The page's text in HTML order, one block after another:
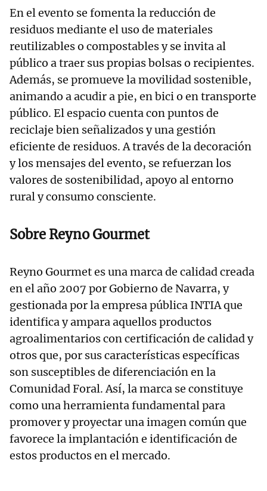
En el evento se fomenta la reducción de
residuos mediante el uso de materiales
reutilizables o compostables y se invita al
público a traer sus propias bolsas o recipientes.
Además, se promueve la movilidad sostenible,
animando a acudir a pie, en bici o en transporte
público. El espacio cuenta con puntos de
reciclaje bien señalizados y una gestión
eficiente de residuos. A través de la decoración
y los mensajes del evento, se refuerzan los
valores de sostenibilidad, apoyo al entorno
rural y consumo consciente.
Sobre Reyno Gourmet
Reyno Gourmet es una marca de calidad creada
en el año 2007 por Gobierno de Navarra, y
gestionada por la empresa pública INTIA que
identifica y ampara aquellos productos
agroalimentarios con certificación de calidad y
otros que, por sus características específicas
son susceptibles de diferenciación en la
Comunidad Foral. Así, la marca se constituye
como una herramienta fundamental para
promover y proyectar una imagen común que
favorece la implantación e identificación de
estos productos en el mercado.